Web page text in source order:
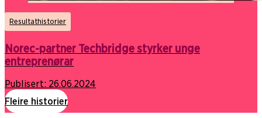
Resultathistorier
Norec-partner Techbridge styrker unge
entreprenørar
Publisert: 26.06.2024
Fleire historier